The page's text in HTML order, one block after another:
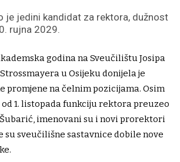
je jedini kandidat za rektora, dužnost
rujna 2029.
godina na Sveučilištu Josipa
u Osijeku donijela je
promjene na čelnim pozicijama. Osim
od 1. listopada funkciju rektora preuzeo
Šubarić, imenovani su i novi prorektori
su sveučilišne sastavnice dobile nove